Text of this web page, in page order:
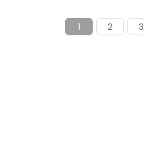
1 2 3